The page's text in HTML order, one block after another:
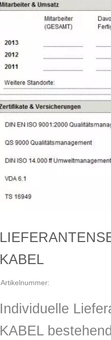
KABEL
Artikelnummer:
Individuelle
KABEL